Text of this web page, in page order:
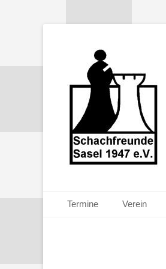
Primäres Menü
Inhalt
Termine Verein